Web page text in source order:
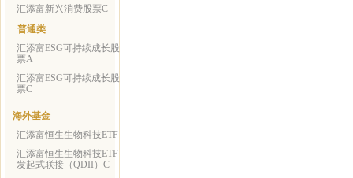
汇添富新兴消费股票C
普通类
汇添富ESG可持续成长股
票A
汇添富ESG可持续成长股
票C
海外基金
汇添富恒生生物科技ETF
汇添富恒生生物科技ETF
发起式联接（QDII）C